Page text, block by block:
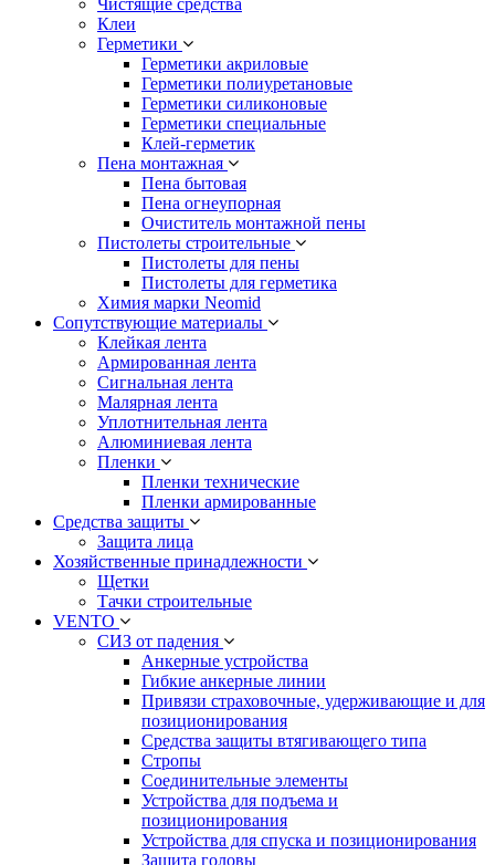
Клеи
Герметики
Герметики акриловые
Герметики полиуретановые
Герметики силиконовые
Герметики специальные
Клей-герметик
Пена монтажная
Пена бытовая
Пена огнеупорная
Очиститель монтажной пены
Пистолеты строительные
Пистолеты для пены
Пистолеты для герметика
Химия марки Neomid
Сопутствующие материалы
Клейкая лента
Армированная лента
Сигнальная лента
Малярная лента
Уплотнительная лента
Алюминиевая лента
Пленки
Пленки технические
Пленки армированные
Средства защиты
Защита лица
Хозяйственные принадлежности
Щетки
Тачки строительные
VENTO
СИЗ от падения
Анкерные устройства
Гибкие анкерные линии
Привязи страховочные, удерживающие и для
позиционирования
Средства защиты втягивающего типа
Стропы
Соединительные элементы
Устройства для подъема и
позиционирования
Устройства для спуска и позиционирования
Защита головы